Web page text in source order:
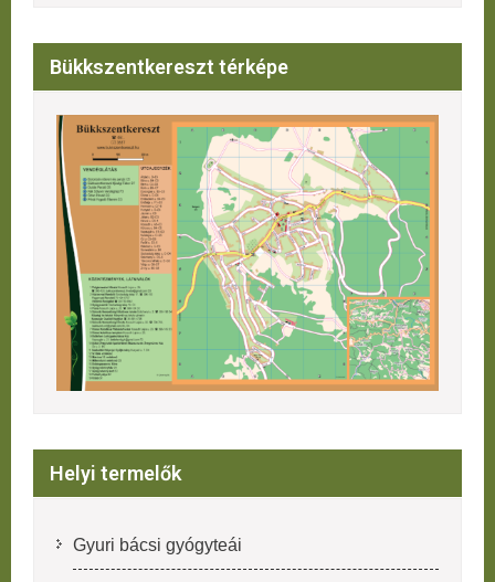
Bükkszentkereszt térképe
Helyi termelők
Gyuri bácsi gyógyteái